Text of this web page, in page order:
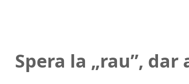
Spera la „rau”,